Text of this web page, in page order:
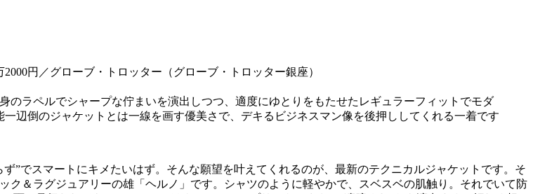
ラペルでシャープな佇まいを演出しつつ、適度にゆとりをもたせたレギュラーフィットでモダ
辺倒のジャケットとは一線を画す優美さで、デキるビジネスマン像を後押ししてくれる一着です
”でスマートにキメたいはず。そんな願望を叶えてくれるのが、最新のテクニカルジャケットです。そ
＆ラグジュアリーの雄「ヘルノ」です。シャツのように軽やかで、スベスベの肌触り。それでいて防